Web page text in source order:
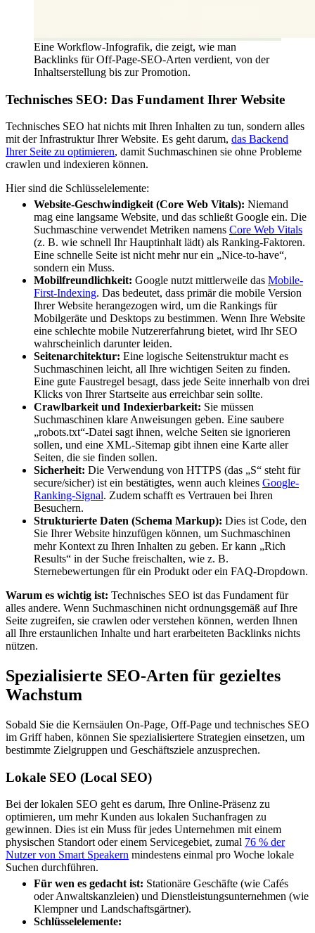
Eine Workflow-Infografik, die zeigt, wie man
Backlinks für Off-Page-SEO-Arten verdient, von der
Inhaltserstellung bis zur Promotion.
Technisches SEO: Das Fundament Ihrer Website
Technisches SEO hat nichts mit Ihren Inhalten zu tun, sondern alles
mit der Infrastruktur Ihrer Website. Es geht darum, das Backend
Ihrer Seite zu optimieren, damit Suchmaschinen sie ohne Probleme
crawlen und indexieren können.
Hier sind die Schlüsselelemente:
Website-Geschwindigkeit (Core Web Vitals): Niemand
mag eine langsame Website, und das schließt Google ein. Die
Suchmaschine verwendet Metriken namens Core Web Vitals
(z. B. wie schnell Ihr Hauptinhalt lädt) als Ranking-Faktoren.
Eine schnelle Seite ist nicht mehr nur ein „Nice-to-have“,
sondern ein Muss.
Mobilfreundlichkeit: Google nutzt mittlerweile das Mobile-
First-Indexing. Das bedeutet, dass primär die mobile Version
Ihrer Website herangezogen wird, um die Rankings für
Mobilgeräte und Desktops zu bestimmen. Wenn Ihre Website
eine schlechte mobile Nutzererfahrung bietet, wird Ihr SEO
wahrscheinlich darunter leiden.
Seitenarchitektur: Eine logische Seitenstruktur macht es
Suchmaschinen leicht, all Ihre wichtigen Seiten zu finden.
Eine gute Faustregel besagt, dass jede Seite innerhalb von drei
Klicks von Ihrer Startseite aus erreichbar sein sollte.
Crawlbarkeit und Indexierbarkeit: Sie müssen
Suchmaschinen klare Anweisungen geben. Eine saubere
„robots.txt“-Datei sagt ihnen, welche Seiten sie ignorieren
sollen, und eine XML-Sitemap gibt ihnen eine Karte aller
Seiten, die sie finden sollen.
Sicherheit: Die Verwendung von HTTPS (das „S“ steht für
secure/sicher) ist ein bestätigtes, wenn auch kleines Google-
Ranking-Signal. Zudem schafft es Vertrauen bei Ihren
Besuchern.
Strukturierte Daten (Schema Markup): Dies ist Code, den
Sie Ihrer Website hinzufügen können, um Suchmaschinen
mehr Kontext zu Ihren Inhalten zu geben. Er kann „Rich
Results“ in der Suche freischalten, wie z. B.
Sternebewertungen für ein Produkt oder ein FAQ-Dropdown.
Warum es wichtig ist: Technisches SEO ist das Fundament für
alles andere. Wenn Suchmaschinen nicht ordnungsgemäß auf Ihre
Seite zugreifen, sie crawlen oder verstehen können, werden Ihnen
all Ihre erstaunlichen Inhalte und hart erarbeiteten Backlinks nichts
nützen.
Spezialisierte SEO-Arten für gezieltes
Wachstum
Sobald Sie die Kernsäulen On-Page, Off-Page und technisches SEO
im Griff haben, können Sie spezialisiertere Strategien einsetzen, um
bestimmte Zielgruppen und Geschäftsziele anzusprechen.
Lokale SEO (Local SEO)
Bei der lokalen SEO geht es darum, Ihre Online-Präsenz zu
optimieren, um mehr Kunden aus lokalen Suchanfragen zu
gewinnen. Dies ist ein Muss für jedes Unternehmen mit einem
physischen Standort oder einem Servicegebiet, zumal 76 % der
Nutzer von Smart Speakern mindestens einmal pro Woche lokale
Suchen durchführen.
Für wen es gedacht ist: Stationäre Geschäfte (wie Cafés
oder Anwaltskanzleien) und Dienstleistungsunternehmen (wie
Klempner und Landschaftsgärtner).
Schlüsselelemente: